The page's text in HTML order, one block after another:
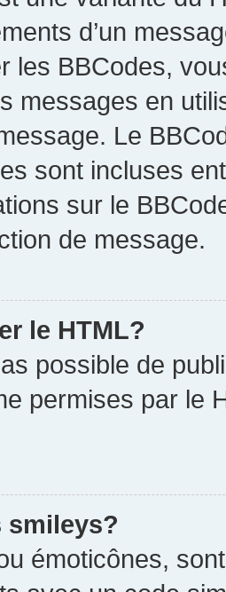
d’un
les BBCodes,
messages en
Le
sont incluses
sur le
de message.
le HTML?
possible de
permises par le
smileys?
émoticônes,